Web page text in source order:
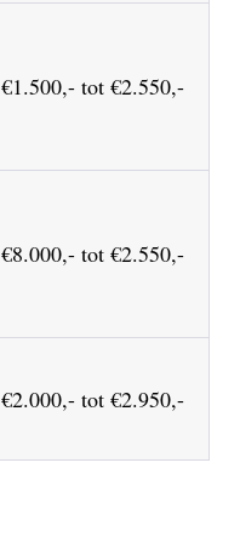
€1.500,- tot €2.550,-
€8.000,- tot €2.550,-
€2.000,- tot €2.950,-